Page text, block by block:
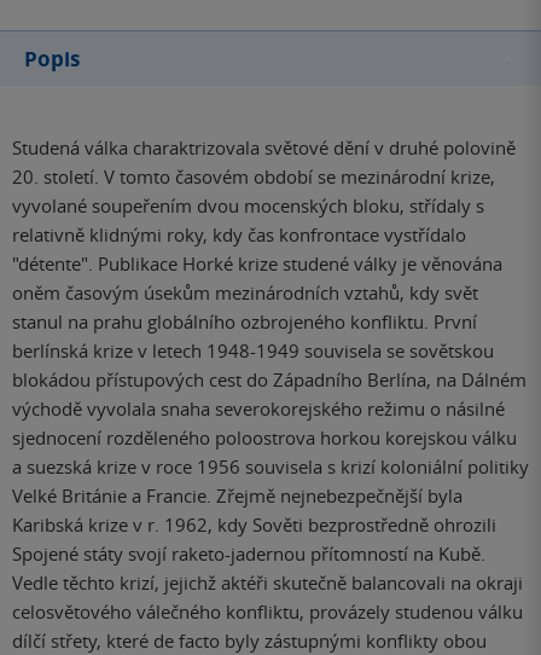
Popis
Studená válka charaktrizovala světové dění v druhé polovině
20. století. V tomto časovém období se mezinárodní krize,
vyvolané soupeřením dvou mocenských bloku, střídaly s
relativně klidnými roky, kdy čas konfrontace vystřídalo
"détente". Publikace Horké krize studené války je věnována
oněm časovým úsekům mezinárodních vztahů, kdy svět
stanul na prahu globálního ozbrojeného konfliktu. První
berlínská krize v letech 1948-1949 souvisela se sovětskou
blokádou přístupových cest do Západního Berlína, na Dálném
východě vyvolala snaha severokorejského režimu o násilné
sjednocení rozděleného poloostrova horkou korejskou válku
a suezská krize v roce 1956 souvisela s krizí koloniální politiky
Velké Británie a Francie. Zřejmě nejnebezpečnější byla
Karibská krize v r. 1962, kdy Sověti bezprostředně ohrozili
Spojené státy svojí raketo-jadernou přítomností na Kubě.
Vedle těchto krizí, jejichž aktéři skutečně balancovali na okraji
celosvětového válečného konfliktu, provázely studenou válku
dílčí střety, které de facto byly zástupnými konflikty obou